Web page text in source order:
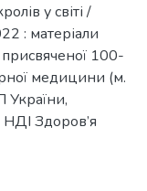
у світі /
: матеріали
100-
медицини (м.
України,
Здоров’я